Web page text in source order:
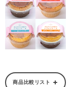
商品比較リスト